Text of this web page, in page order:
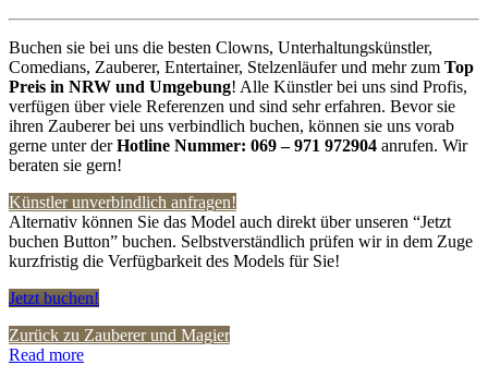
Buchen sie bei uns die besten Clowns, Unterhaltungskünstler,
Comedians, Zauberer, Entertainer, Stelzenläufer und mehr zum Top
Preis in NRW und Umgebung! Alle Künstler bei uns sind Profis,
verfügen über viele Referenzen und sind sehr erfahren. Bevor sie
ihren Zauberer bei uns verbindlich buchen, können sie uns vorab
gerne unter derHotline Nummer: 069 – 971 972904 anrufen. Wir
beraten sie gern!
Künstler unverbindlich anfragen!
Alternativ können Sie das Model auch direkt über unseren “Jetzt
buchen Button” buchen. Selbstverständlich prüfen wir in dem Zuge
kurzfristig die Verfügbarkeit des Models für Sie!
Jetzt buchen!
Zurück zu Zauberer und Magier
Read more